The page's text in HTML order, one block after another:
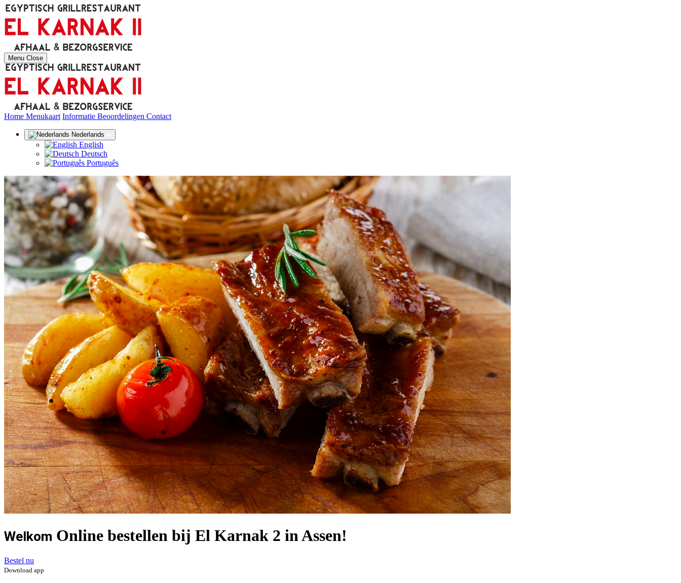
Menu Close
Home (huidige)
Menukaart Informatie Beoordelingen Contact
Nederlands
English
Deutsch
Português
Welkom Online bestellen bij El Karnak 2 in Assen!
Bestel nu
Download app